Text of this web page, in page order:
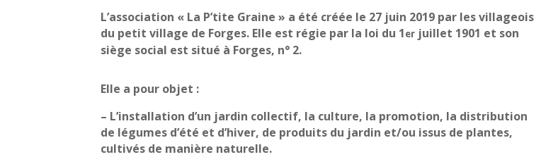
L’association « La P’tite Graine » a été créée le 27 juin 2019 par les villageois
du petit village de Forges. Elle est régie par la loi du 1er juillet 1901 et son
siège social est situé à Forges, n° 2.
Elle a pour objet :
– L’installation d’un jardin collectif, la culture, la promotion, la distribution
de légumes d’été et d’hiver, de produits du jardin et/ou issus de plantes,
cultivés de manière naturelle.